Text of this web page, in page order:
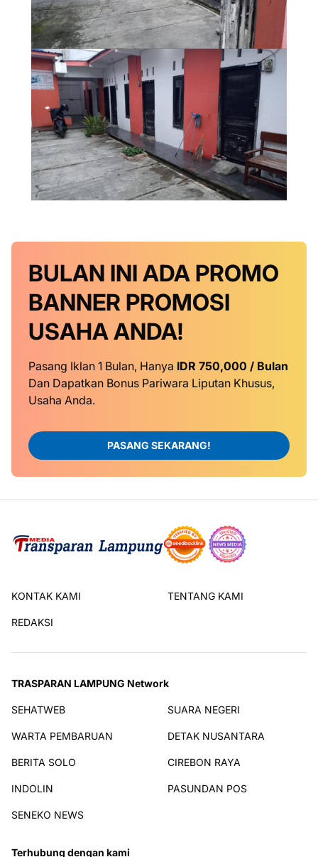
BULAN INI ADA PROMO
BANNER PROMOSI
USAHA ANDA!
Pasang Iklan 1 Bulan, Hanya IDR 750,000 / Bulan
Dan Dapatkan Bonus Pariwara Liputan Khusus,
Usaha Anda.
PASANG SEKARANG!
KONTAK KAMI TENTANG KAMI
REDAKSI
TRASPARAN LAMPUNG Network
SEHATWEB SUARA NEGERI
WARTA PEMBARUAN DETAK NUSANTARA
BERITA SOLO CIREBON RAYA
INDOLIN PASUNDAN POS
SENEKO NEWS
Terhubung dengan kami